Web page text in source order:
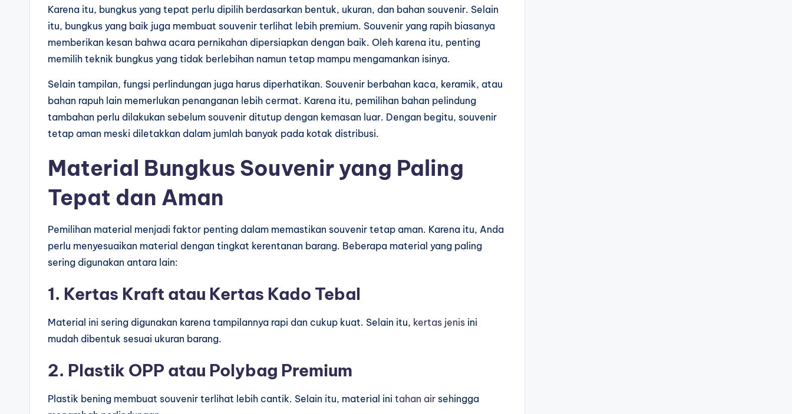
Karena itu, bungkus yang tepat perlu dipilih berdasarkan bentuk, ukuran, dan bahan souvenir. Selain
itu, bungkus yang baik juga membuat souvenir terlihat lebih premium. Souvenir yang rapih biasanya
memberikan kesan bahwa acara pernikahan dipersiapkan dengan baik. Oleh karena itu, penting
memilih teknik bungkus yang tidak berlebihan namun tetap mampu mengamankan isinya.
Selain tampilan, fungsi perlindungan juga harus diperhatikan. Souvenir berbahan kaca, keramik, atau
bahan rapuh lain memerlukan penanganan lebih cermat. Karena itu, pemilihan bahan pelindung
tambahan perlu dilakukan sebelum souvenir ditutup dengan kemasan luar. Dengan begitu, souvenir
tetap aman meski diletakkan dalam jumlah banyak pada kotak distribusi.
Material Bungkus Souvenir yang Paling
Tepat dan Aman
Pemilihan material menjadi faktor penting dalam memastikan souvenir tetap aman. Karena itu, Anda
perlu menyesuaikan material dengan tingkat kerentanan barang. Beberapa material yang paling
sering digunakan antara lain:
1. Kertas Kraft atau Kertas Kado Tebal
Material ini sering digunakan karena tampilannya rapi dan cukup kuat. Selain itu, kertas jenis ini
mudah dibentuk sesuai ukuran barang.
2. Plastik OPP atau Polybag Premium
Plastik bening membuat souvenir terlihat lebih cantik. Selain itu, material ini tahan air sehingga